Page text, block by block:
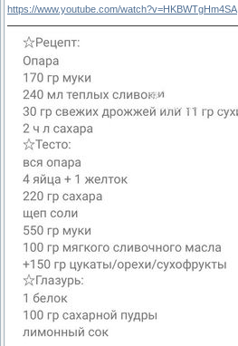
https://www.youtube.com/watch?v=HKBWTgHm4SA